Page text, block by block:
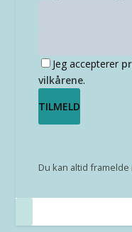
Jeg accepterer
vilkårene.
Du kan altid